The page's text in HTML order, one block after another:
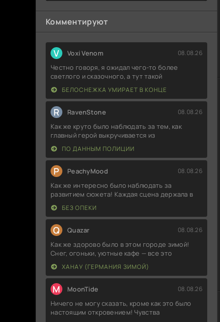
Комментируют
V Voxi Venom 08.08.26
Честно говоря, я ожидал чего-то более
светлого и сказочного, а тут такой
БЕЛОСНЕЖКА УМИРАЕТ В КОНЦЕ
R RavenStone 08.08.26
Как же круто было наблюдать за тем, как
главный герой выкручивается из
ПО ДАННЫМ ПОЛИЦИИ
P PeachyMood 08.08.26
Как же интересно было наблюдать за
развитием сюжета! Каждая сцена держала в
БЕЗ ОПЕКИ
Q Quazar 08.08.26
Как же здорово было в этом городе зимой!
Снег, огоньки, уютные кафе — все это
ХАНАУ (ГЕРМАНИЯ ЗИМОЙ)
M MoonTide 08.08.26
Ничего не могу сказать, кроме как это было
настоящим откровением! Чувства